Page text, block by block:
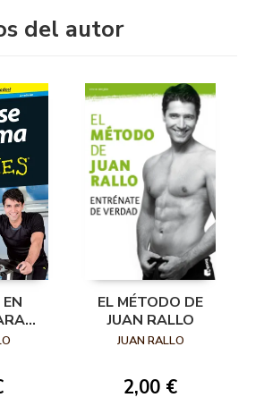
del autor
Y
EL MÉTODO DE
JUAN RALLO
JUAN RALLO
2,00 €